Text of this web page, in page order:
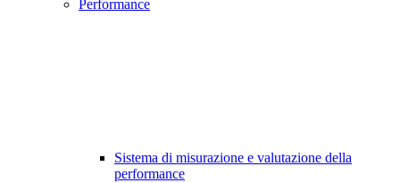
Performance
Sistema di misurazione e valutazione della
performance